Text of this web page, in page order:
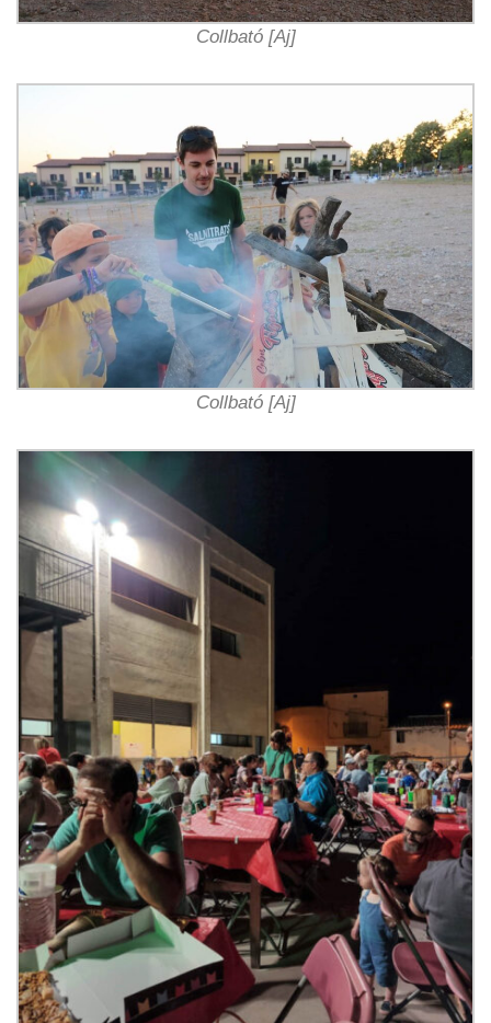
Collbató [Aj]
Collbató [Aj]